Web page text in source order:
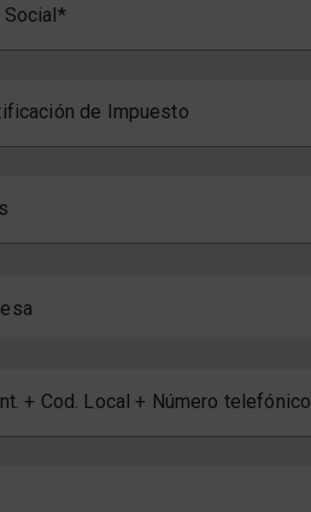
de Impuesto
+ Cod. Local + Número telefónico